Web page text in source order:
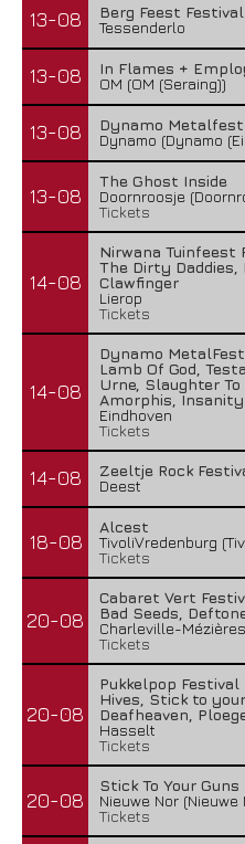
13-08
Berg Feest
Tessenderlo
13-08
In Flames +
OM (OM (Seraing))
13-08
Dynamo
Dynamo (Dynamo
13-08
The Ghost Inside
Doornroosje
Tickets
14-08
Nirwana Tuinfeest
The Dirty Daddies,
Clawfinger
Lierop
Tickets
14-08
Dynamo
Lamb Of God,
Urne, Slaughter To
Amorphis,
Eindhoven
Tickets
14-08
Zeeltje Rock
Deest
18-08
Alcest
TivoliVredenburg
Tickets
20-08
Cabaret Vert
Bad Seeds,
Charleville-Mézières
Tickets
20-08
Pukkelpop
Hives, Stick to
Deafheaven,
Hasselt
Tickets
20-08
Stick To Your Guns
Nieuwe Nor (Nieuwe
Tickets